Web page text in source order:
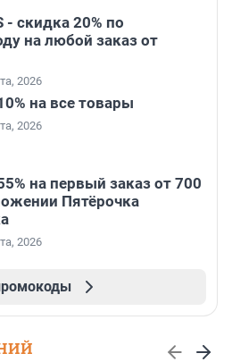
- скидка 20% по
на любой заказ от
2026
на все товары
2026
на первый заказ от 700
Пятёрочка
2026